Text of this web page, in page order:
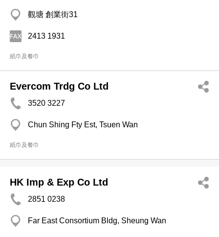
觀塘 創業街31
2413 1931
紙巾及餐巾
Evercom Trdg Co Ltd
3520 3227
Chun Shing Fty Est, Tsuen Wan
紙巾及餐巾
HK Imp & Exp Co Ltd
2851 0238
Far East Consortium Bldg, Sheung Wan